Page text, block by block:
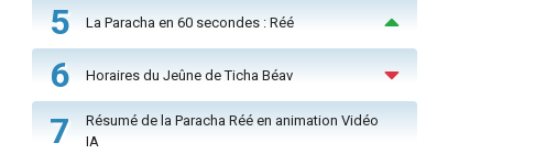
5 La Paracha en 60 secondes : Réé
6 Horaires du Jeûne de Ticha Béav
7
Résumé de la Paracha Réé en animation Vidéo
IA